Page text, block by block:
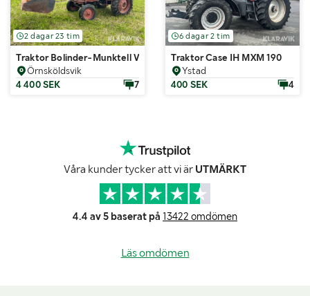
2 dagar 23 tim
Traktor Bolinder-Munktell Viktor 230
Örnsköldsvik
4 400 SEK
7
6 dagar 2 tim
Traktor Case IH MXM 190
Ystad
400 SEK
4
Våra kunder tycker att vi är UTMÄRKT
4.4 av 5 baserat på 13422 omdömen
Läs omdömen